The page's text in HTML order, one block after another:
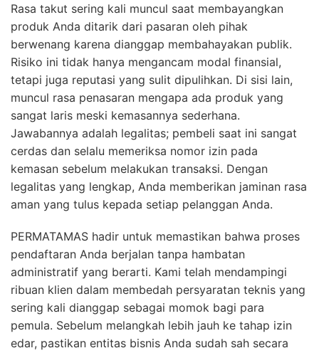
Rasa takut sering kali muncul saat membayangkan
produk Anda ditarik dari pasaran oleh pihak
berwenang karena dianggap membahayakan publik.
Risiko ini tidak hanya mengancam modal finansial,
tetapi juga reputasi yang sulit dipulihkan. Di sisi lain,
muncul rasa penasaran mengapa ada produk yang
sangat laris meski kemasannya sederhana.
Jawabannya adalah legalitas; pembeli saat ini sangat
cerdas dan selalu memeriksa nomor izin pada
kemasan sebelum melakukan transaksi. Dengan
legalitas yang lengkap, Anda memberikan jaminan rasa
aman yang tulus kepada setiap pelanggan Anda.
PERMATAMAS hadir untuk memastikan bahwa proses
pendaftaran Anda berjalan tanpa hambatan
administratif yang berarti. Kami telah mendampingi
ribuan klien dalam membedah persyaratan teknis yang
sering kali dianggap sebagai momok bagi para
pemula. Sebelum melangkah lebih jauh ke tahap izin
edar, pastikan entitas bisnis Anda sudah sah secara